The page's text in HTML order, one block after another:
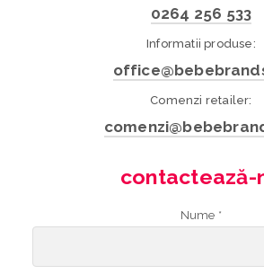
0264 256 533
Informatii produse:
Comenzi retailer:
contactează-
Nume *